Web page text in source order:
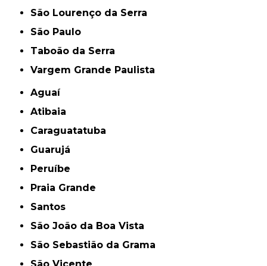
São Lourenço da Serra
São Paulo
Taboão da Serra
Vargem Grande Paulista
Aguaí
Atibaia
Caraguatatuba
Guarujá
Peruíbe
Praia Grande
Santos
São João da Boa Vista
São Sebastião da Grama
São Vicente